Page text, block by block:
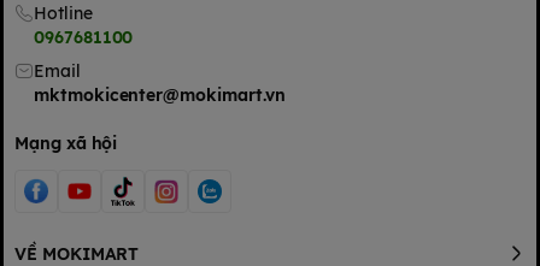
Hotline
0967681100
Email
mktmokicenter@mokimart.vn
Mạng xã hội
VỀ MOKIMART